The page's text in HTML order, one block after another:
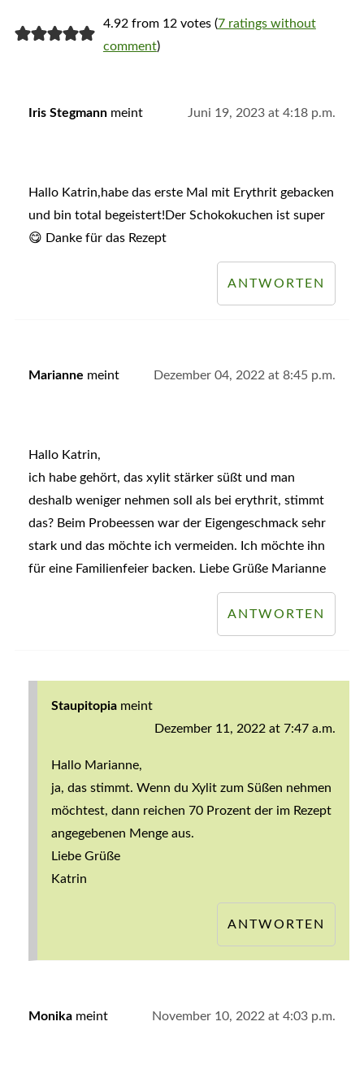
4.92 from 12 votes (7 ratings without
comment)
Iris Stegmann meint Juni 19, 2023 at 4:18 p.m.
Hallo Katrin,habe das erste Mal mit Erythrit gebacken
und bin total begeistert!Der Schokokuchen ist super
😋 Danke für das Rezept
ANTWORTEN
Marianne meint Dezember 04, 2022 at 8:45 p.m.
Hallo Katrin,
ich habe gehört, das xylit stärker süßt und man
deshalb weniger nehmen soll als bei erythrit, stimmt
das? Beim Probeessen war der Eigengeschmack sehr
stark und das möchte ich vermeiden. Ich möchte ihn
für eine Familienfeier backen. Liebe Grüße Marianne
ANTWORTEN
Staupitopia meint
Dezember 11, 2022 at 7:47 a.m.
Hallo Marianne,
ja, das stimmt. Wenn du Xylit zum Süßen nehmen
möchtest, dann reichen 70 Prozent der im Rezept
angegebenen Menge aus.
Liebe Grüße
Katrin
ANTWORTEN
Monika meint November 10, 2022 at 4:03 p.m.